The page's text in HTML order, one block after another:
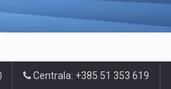
Centrala: +385 51 353 619